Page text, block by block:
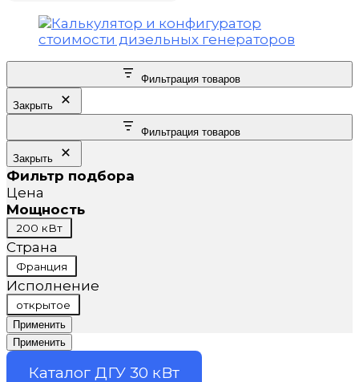
Фильтрация товаров
Закрыть
Фильтрация товаров
Закрыть
Фильтр подбора
Цена
Мощность
Мощность
200 кВт
Страна
Страна
Франция
Исполнение
Исполнение
открытое
Применить
Применить
Каталог ДГУ 30 кВт